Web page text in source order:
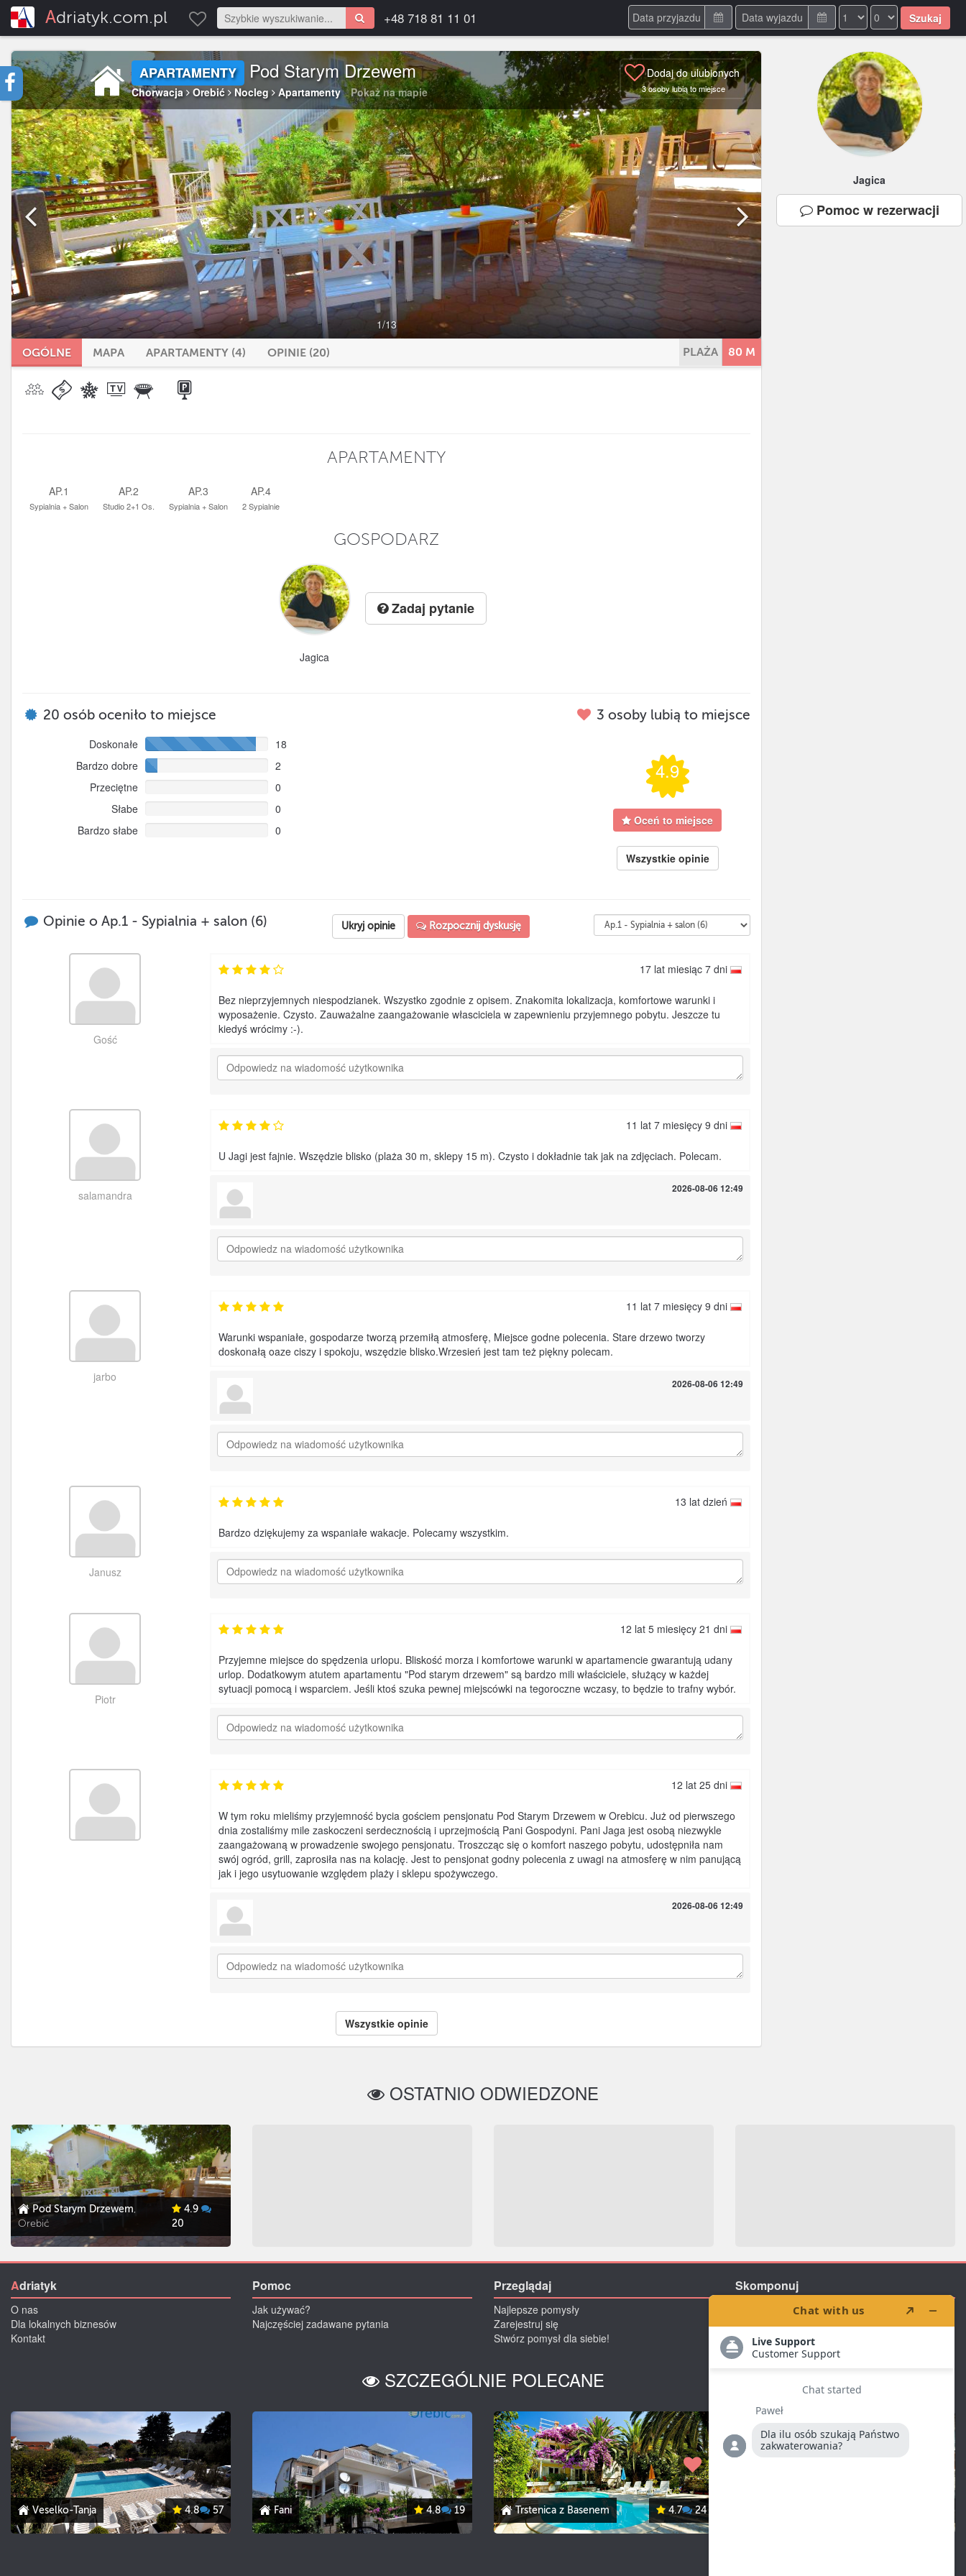
Adriatyk.com.pl +48 718 81 11 01 Szukaj
APARTAMENTY Pod Starym Drzewem
Chorwacja Orebić Nocleg Apartamenty Pokaż na mapie
Dodaj do ulubionych
3osoby lubią to miejsce
1/13
OGÓLNE MAPA APARTAMENTY (4) OPINIE (20) 80 M
PLAŻA
APARTAMENTY
AP.1
Sypialnia + Salon
AP.2
Studio 2+1 Os.
AP.3
Sypialnia + Salon
AP.4
2 Sypialnie
GOSPODARZ
Jagica
Zadaj pytanie
20 osób oceniło to miejsce 3 osoby lubią to miejsce
Doskonałe
18
Bardzo dobre
2
Przeciętne
0
Słabe
0
Bardzo słabe
0
4.9
Oceń to miejsce
Wszystkie opinie
Opinie o Ap.1 - Sypialnia + salon (6) Ukryj opinie Rozpocznij dyskusję
Gość
17 lat miesiąc 7 dni
Bez nieprzyjemnych niespodzianek. Wszystko zgodnie z opisem. Znakomita lokalizacja, komfortowe warunki i
wyposażenie. Czysto. Zauważalne zaangażowanie własciciela w zapewnieniu przyjemnego pobytu. Jeszcze tu
kiedyś wrócimy :-).
salamandra
11 lat 7 miesięcy 9 dni
U Jagi jest fajnie. Wszędzie blisko (plaża 30 m, sklepy 15 m). Czysto i dokładnie tak jak na zdjęciach. Polecam.
2026-08-06 12:49
jarbo
11 lat 7 miesięcy 9 dni
Warunki wspaniałe, gospodarze tworzą przemiłą atmosferę, Miejsce godne polecenia. Stare drzewo tworzy
doskonałą oaze ciszy i spokoju, wszędzie blisko.Wrzesień jest tam też piękny polecam.
2026-08-06 12:49
Janusz
13 lat dzień
Bardzo dziękujemy za wspaniałe wakacje. Polecamy wszystkim.
Piotr
12 lat 5 miesięcy 21 dni
Przyjemne miejsce do spędzenia urlopu. Bliskość morza i komfortowe warunki w apartamencie gwarantują udany
urlop. Dodatkowym atutem apartamentu "Pod starym drzewem" są bardzo mili właściciele, służący w każdej
sytuacji pomocą i wsparciem. Jeśli ktoś szuka pewnej miejscówki na tegoroczne wczasy, to będzie to trafny wybór.
12 lat 25 dni
W tym roku mieliśmy przyjemność bycia gościem pensjonatu Pod Starym Drzewem w Orebicu. Już od pierwszego
dnia zostaliśmy mile zaskoczeni serdecznością i uprzejmością Pani Gospodyni. Pani Jaga jest osobą niezwykle
zaangażowaną w prowadzenie swojego pensjonatu. Troszcząc się o komfort naszego pobytu, udostępniła nam
swój ogród, grill, zaprosiła nas na kolację. Jest to pensjonat godny polecenia z uwagi na atmosferę w nim panującą
jak i jego usytuowanie względem plaży i sklepu spożywczego.
2026-08-06 12:49
Wszystkie opinie
Jagica
Pomocw rezerwacji
OSTATNIO ODWIEDZONE
Pod Starym Drzewem,
Orebić
4.9
20
Adriatyk
O nas
Dla lokalnych biznesów
Kontakt
Pomoc
Jak używać?
Najczęściej zadawane pytania
Przeglądaj
Najlepsze pomysły
Zarejestruj się
Stwórz pomysł dla siebie!
Skomponuj
SZCZEGÓLNIE POLECANE
Veselko-Tanja 4.8 57 Fani 4.8 19 Trstenica z Basenem 4.7 24